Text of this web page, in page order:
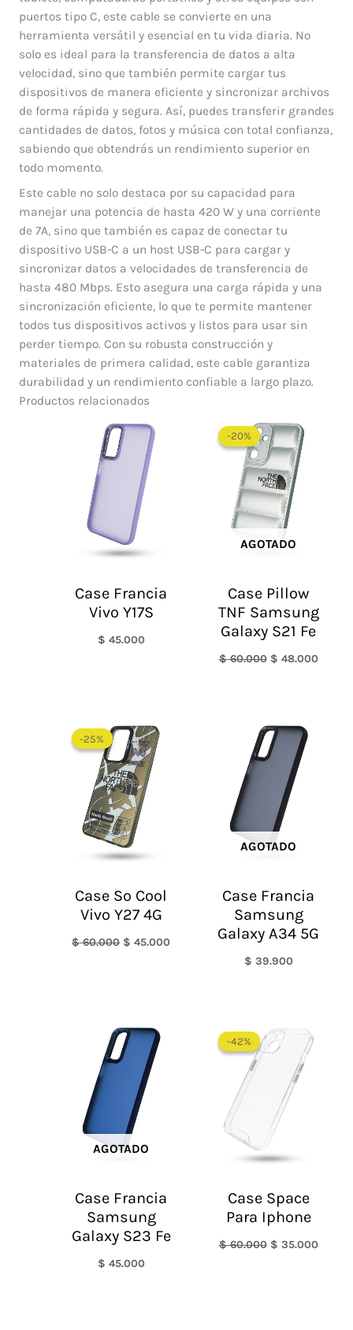
puertos tipo C, este cable se convierte en una
herramienta versátil y esencial en tu vida diaria. No
solo es ideal para la transferencia de datos a alta
velocidad, sino que también permite cargar tus
dispositivos de manera eficiente y sincronizar archivos
de forma rápida y segura. Así, puedes transferir grandes
cantidades de datos, fotos y música con total confianza,
sabiendo que obtendrás un rendimiento superior en
todo momento.
Este cable no solo destaca por su capacidad para
manejar una potencia de hasta 420 W y una corriente
de 7A, sino que también es capaz de conectar tu
dispositivo USB-C a un host USB-C para cargar y
sincronizar datos a velocidades de transferencia de
hasta 480 Mbps. Esto asegura una carga rápida y una
sincronización eficiente, lo que te permite mantener
todos tus dispositivos activos y listos para usar sin
perder tiempo. Con su robusta construcción y
materiales de primera calidad, este cable garantiza
durabilidad y un rendimiento confiable a largo plazo.
Productos relacionados
Case Francia
Vivo Y17S
$ 45.000
-20%
AGOTADO
-20%
Case Pillow
TNF Samsung
Galaxy S21 Fe
$60.000
precio
original
era:
$ 60.000.
$ 48.000
-25%
-25%
Case So Cool
Vivo Y27 4G
$60.000
precio
original
era:
$ 60.000.
$ 45.000
AGOTADO
Case Francia
Samsung
Galaxy A34 5G
$ 39.900
AGOTADO
Case Francia
Samsung
Galaxy S23 Fe
$ 45.000
-42%
-42%
Case Space
Para Iphone
$60.000
precio
original
$ 60.000.
$ 35.000